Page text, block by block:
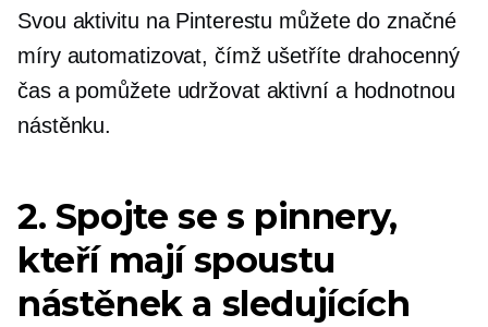
Svou aktivitu na Pinterestu můžete do značné
míry automatizovat, čímž ušetříte drahocenný
čas a pomůžete udržovat aktivní a hodnotnou
nástěnku.
2. Spojte se s pinnery,
kteří mají spoustu
nástěnek a sledujících